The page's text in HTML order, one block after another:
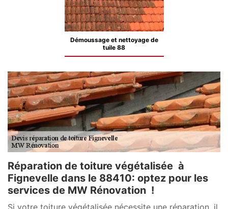
Démoussage et nettoyage de
tuile 88
Réparation de toiture végétalisée à
Fignevelle dans le 88410: optez pour les
services de MW Rénovation !
Si votre toiture végétalisée nécessite une réparation, il